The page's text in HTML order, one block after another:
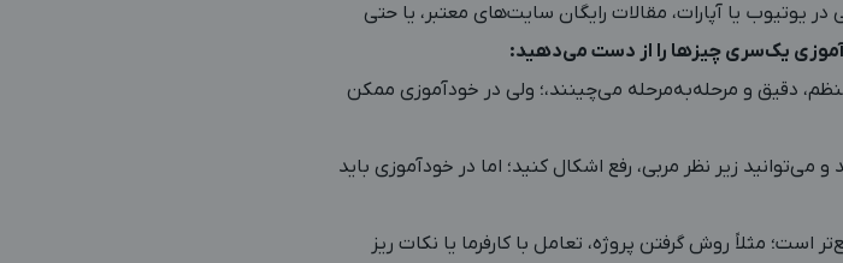
یوتیوب یا آپارات، مقالات رایگان سایت‌های معتبر، یا حتی
یک‌سری چیزها را از دست می‌دهید:
دقیق و مرحله‌به‌مرحله می‌چینند،؛ ولی در خودآموزی ممکن
زیر نظر مربی، رفع اشکال کنید؛ اما در خودآموزی باید
مثلاً روش گرفتن پروژه، تعامل با کارفرما یا نکات ریز